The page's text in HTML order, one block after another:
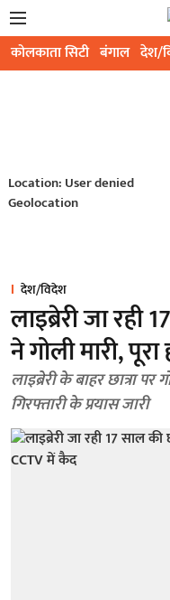
कोलकाता सिटी बंगाल देश/
Location: User denied
Geolocation
देश/विदेश
लाइब्रेरी जा रही
ने गोली मारी,
लाइब्रेरी के बाहर छात्रा
गिरफ्तारी के प्रयास जारी